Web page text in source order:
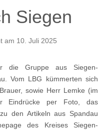
Siegen
am 10. Juli 2025
die Gruppe aus Siegen-
Vom LBG kümmerten sich
sowie Herr Lemke (im
Eindrücke per Foto, das
den Artikeln aus Spandau
des Kreises Siegen-